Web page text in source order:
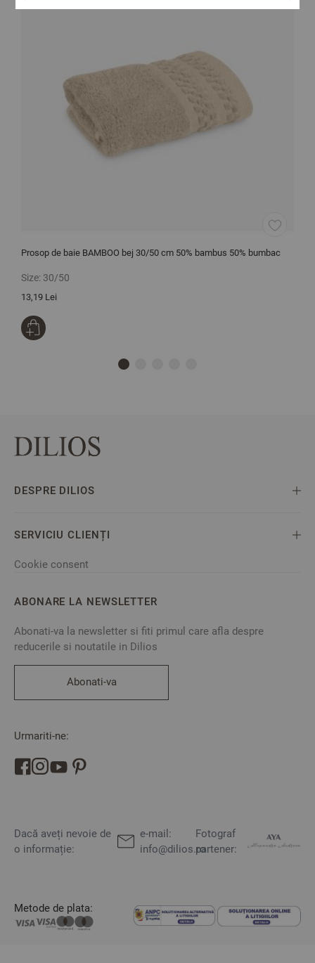
Prosop de baie BAMBOO bej 30/50 cm 50% bambus 50% bumbac
Size: 30/50
13,19 Lei
DESPRE DILIOS
SERVICIU CLIENȚI
Cookie consent
ABONARE LA NEWSLETTER
Abonati-va la newsletter si fiti primul care afla despre
reducerile si noutatile in Dilios
Abonati-va
Urmariti-ne:
Dacă aveți nevoie de
o informație:
e-mail:
info@dilios.ro
Fotograf
partener:
Metode de plata: